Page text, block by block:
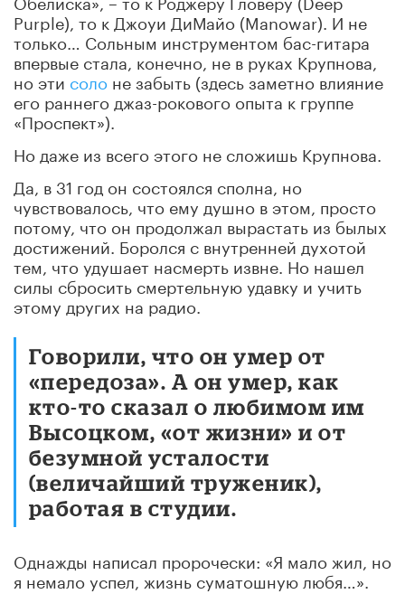
Purple), то к Джоуи ДиМайо (Manowar). И не
только… Сольным инструментом бас-гитара
впервые стала, конечно, не в руках Крупнова,
но эти соло не забыть (здесь заметно влияние
его раннего джаз-рокового опыта к группе
«Проспект»).
Но даже из всего этого не сложишь Крупнова.
Да, в 31 год он состоялся сполна, но
чувствовалось, что ему душно в этом, просто
потому, что он продолжал вырастать из былых
достижений. Боролся с внутренней духотой
тем, что удушает насмерть извне. Но нашел
силы сбросить смертельную удавку и учить
этому других на радио.
Говорили, что он умер от
«передоза». А он умер, как
кто-то сказал о любимом им
Высоцком, «от жизни» и от
безумной усталости
(величайший труженик),
работая в студии.
Однажды написал пророчески: «Я мало жил, но
я немало успел, жизнь суматошную любя…».